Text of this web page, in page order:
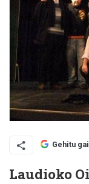
Gehitu
Laudioko